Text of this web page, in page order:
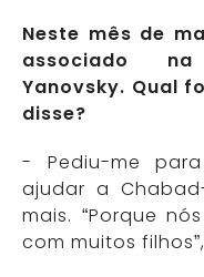
Neste mês de
associado na
Yanovsky. Qual
disse?
- Pediu-me
ajudar a
mais. “Porque
com muitos